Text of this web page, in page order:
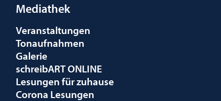
Mediathek
Veranstaltungen
Tonaufnahmen
Galerie
schreibART ONLINE
Lesungen für zuhause
Corona Lesungen